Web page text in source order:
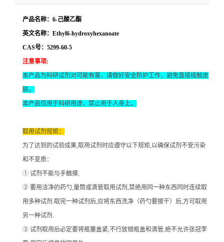
产品名称：6-己酸乙酯
英文名称：Ethyl6-hydroxyhexanoate
CAS号：5299-60-5
注意事项:
本产品为科研试剂对可能有害，请做好安全防护工作，避免直接接触皮
肤。
本产品仅用于科研用途，禁止用于人身上。
取用试剂规矩：
为了达到的试验成果,取用试剂时应遵守以下规矩,以确保试剂不受污染
和不变质：
① 试剂不能与手触摸.
② 要用洁净的药勺,量筒或滴管取用试剂,禁绝用同一种东西同时连续取
用多种试剂.取完一种试剂后,应将东西洗净（药勺要擦干）后,方可取用
另一种试剂.
③ 试剂取用后必定要将瓶塞盖紧,不行放错瓶盖和滴管,绝不允许张冠李